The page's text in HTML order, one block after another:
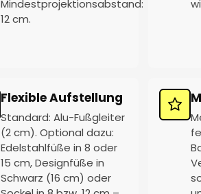
Mindestprojektionsabstand:
12 cm.
Flexible Aufstellung
Standard: Alu-Fußgleiter
(2 cm). Optional dazu:
Edelstahlfüße in 8 oder
15 cm, Designfüße in
Schwarz (16 cm) oder